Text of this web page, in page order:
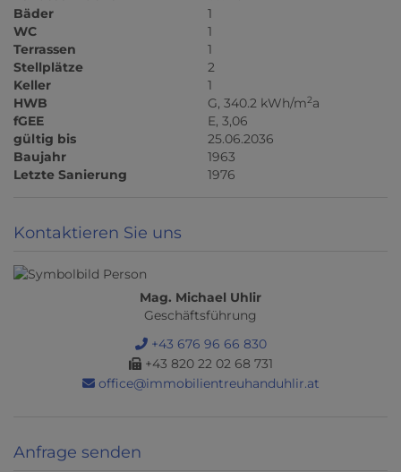
Bäder
1
WC
1
Terrassen
1
Stellplätze
2
Keller
1
HWB
G, 340.2 kWh/m2a
fGEE
E, 3,06
gültig bis
25.06.2036
Baujahr
1963
Letzte Sanierung
1976
Kontaktieren Sie uns
Mag. Michael Uhlir
Geschäftsführung
+43 676 96 66 830
+43 820 22 02 68 731
office@immobilientreuhanduhlir.at
Anfrage senden